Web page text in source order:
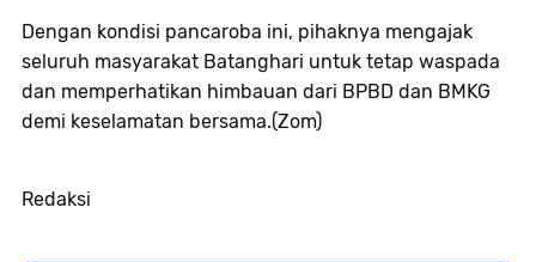
Dengan kondisi pancaroba ini, pihaknya mengajak
seluruh masyarakat Batanghari untuk tetap waspada
dan memperhatikan himbauan dari BPBD dan BMKG
demi keselamatan bersama.(Zom)
Redaksi